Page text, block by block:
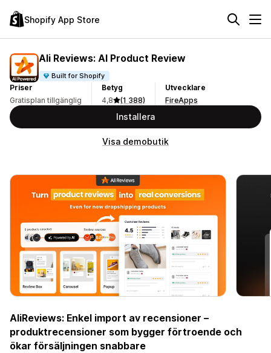
Shopify App Store
Ali Reviews: AI Product Review
Built for Shopify
Priser
Gratisplan tillgänglig
Betyg
4,8
(1 388)
Utvecklare
FireApps
Installera
Visa demobutik
AliReviews: Enkel import av recensioner –
produktrecensioner som bygger förtroende och
ökar försäljningen snabbare